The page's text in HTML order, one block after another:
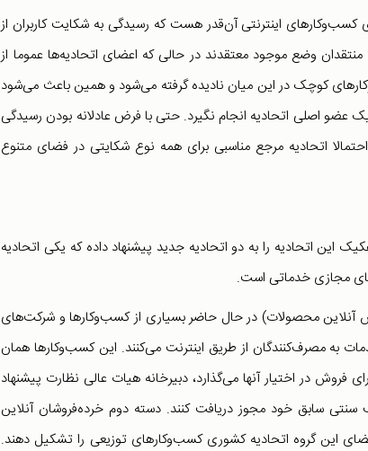
کسب‌وکارهای اینترنتی آن‌قدر هست که رسیدگی به شکایت کاربران از
وضع موجود معتقدند در حالی که اعضای اتحادیه‌ها عموما از
کوچک در این میان نادیده گرفته می‌شود و همین باعث می‌شود
اصلی اتحادیه انجام نگیرد. حتی با فرض عادلانه بودن رسیدگی
اتحادیه مرجع مناسبی برای همه نوع شکایتی در فضای متنوع
اسفند سال گذشته ضرورت تفکیک این اتحادیه را به دو اتحادیه جدید پیشنهاد داده که یکی اتحادیه
مجازی خدماتی است.
آنلاین محصولات) در حال حاضر بسیاری از کسب‌وکارها و شرکت‌های
به مصرف‌کنندگان از طریق اینترنت می‌کنند. این کسب‌و‌کارها همان
در اختیار آنها می‌گذارد، دبیرخانه هیات عالی نظارت پیشنهاد
سابق خود مجوز دریافت کنند. دسته دوم خرده‌فروشان آنلاین
این گروه اتحادیه کشوری کسب‌وکارهای توزیعی را تشکیل دهند.